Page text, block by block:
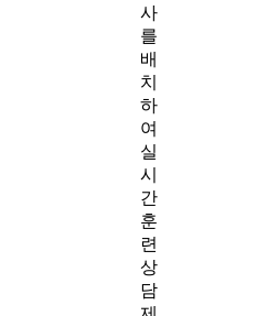
사
를
배
치
하
여
실
시
간
훈
련
상
담